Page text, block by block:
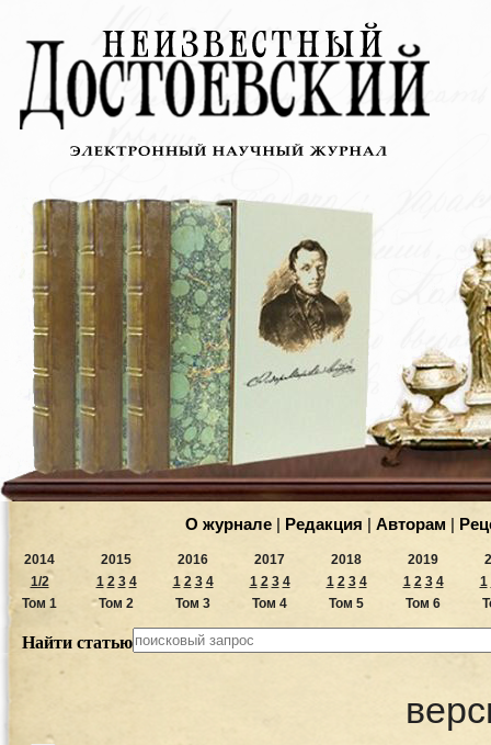
О журнале | Редакция | Авторам |
2014
1/2
Том 1
2015
1 2 3 4
Том 2
2016
1 2 3 4
Том 3
2017
1 2 3 4
Том 4
2018
1 2 3 4
Том 5
2019
1 2 3 4
Том 6
1
Найти статью